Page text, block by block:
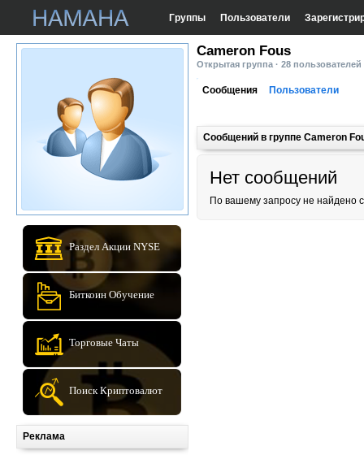
Группы Пользователи
Раздел Акции NYSE
Биткоин Обучение
Торговые Чаты
Поиск Криптовалют
Реклама
Cameron Fous
Открытая группа · 28
Сообщения Пользователи
Сообщений в группе Cameron
Нет сообщений
По вашему запросу не найдено